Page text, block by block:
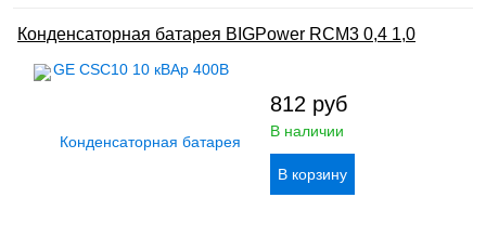
Конденсаторная батарея BIGPower RCM3 0,4 1,0
812 руб
В наличии